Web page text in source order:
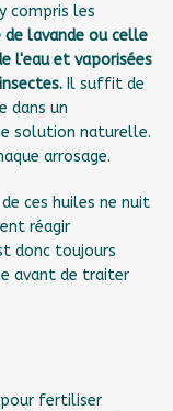
compris les
de lavande ou celle
l'eau et vaporisées
Il suffit de
dans un
solution naturelle.
arrosage.
ces huiles ne nuit
réagir
donc toujours
avant de traiter
pour fertiliser